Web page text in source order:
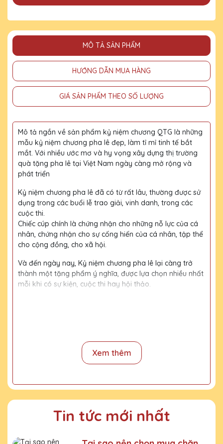
MÔ TẢ SẢN PHẨM
HƯỚNG DẪN MUA HÀNG
GIÁ SẢN PHẨM THEO SỐ LƯỢNG
Mô tả ngắn về sản phẩm kỷ niệm chương QTG là những
mẫu kỷ niệm chương pha lê đẹp, làm tỉ mỉ tinh tế bắt
mắt. Với nhiều ước mơ và hy vọng xây dựng thị trường
quà tặng pha lê tại Việt Nam ngày càng mở rộng và
phát triển
Kỷ niệm chương pha lê đã có từ rất lâu, thường được sử
dụng trong các buổi lễ trao giải, vinh danh, trong các
cuộc thi.
Chiếc cúp chính là chứng nhận cho những nỗ lực của cá
nhân, chứng nhận cho sự cống hiến của cá nhân, tập thể
cho cộng đồng, cho xã hội.
Và đến ngày nay, Kỷ niệm chương pha lê lại càng trở
thành một tặng phẩm ý nghĩa, được lựa chọn nhiều nhất
mỗi khi có sự kiện, cuộc thi hay hội thảo.
Quy trình sản xuất
Gửi bản vẽ, báo giá khách duyệt
Xem thêm
Tin tức mới nhất